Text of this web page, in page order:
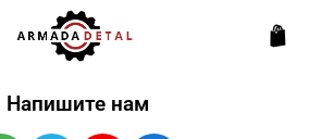
Напишите нам